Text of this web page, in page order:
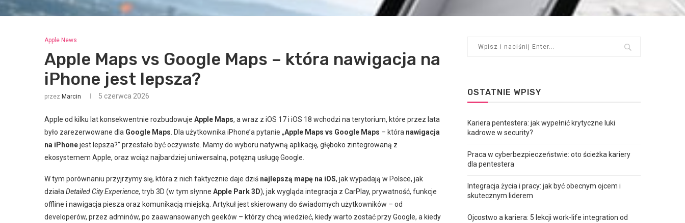
Apple News
Apple Maps vs Google Maps – która nawigacja na
iPhone jest lepsza?
przez Marcin 5 czerwca 2026
Apple od kilku lat konsekwentnie rozbudowuje Apple Maps, a wraz z iOS 17 i iOS 18 wchodzi na terytorium, które przez lata
było zarezerwowane dla Google Maps . Dla użytkownika iPhone’a pytanie „Apple Maps vs Google Maps – która nawigacja
na iPhonejest lepsza?” przestało być oczywiste. Mamy do wyboru natywną aplikację, głęboko zintegrowaną z
ekosystemem Apple, oraz wciąż najbardziej uniwersalną, potężną usługę Google.
W tym porównaniu przyjrzymy się, która z nich faktycznie daje dziś najlepszą mapę na iOS, jak wypadają w Polsce, jak
działa Detailed City Experience, tryb 3D (w tym słynne Apple Park 3D), jak wygląda integracja z CarPlay, prywatność, funkcje
offline i nawigacja piesza oraz komunikacją miejską. Artykuł jest skierowany do świadomych użytkowników – od
developerów, przez adminów, po zaawansowanych geeków – którzy chcą wiedzieć, kiedy warto zostać przy Google, a kiedy
OSTATNIE WPISY
Kariera pentestera: jak wypełnić krytyczne luki
kadrowe w security?
Praca w cyberbezpieczeństwie: oto ścieżka kariery
dla pentestera
Integracja życia i pracy: jak być obecnym ojcem i
skutecznym liderem
Ojcostwo a kariera: 5 lekcji work-life integration od